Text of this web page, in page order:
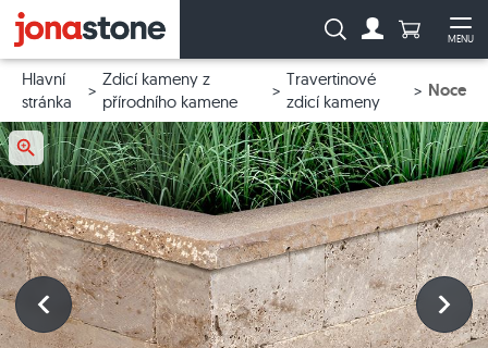
MENU
Vyhledávání:Počet
Hlavní
stránka
Zdicí kameny z
přírodního kamene
Travertinové
zdicí kameny
Noce